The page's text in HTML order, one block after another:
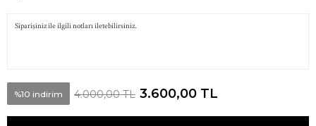
%10 indirim 4.000,00 TL 3.600,00 TL